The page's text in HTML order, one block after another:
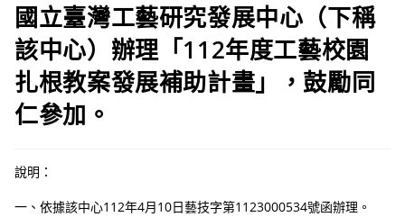
國立臺灣工藝研究發展中心（下稱
該中心）辦理「112年度工藝校園
扎根教案發展補助計畫」，鼓勵同
仁參加。
說明：
一、依據該中心112年4月10日藝技字第1123000534號函辦理。